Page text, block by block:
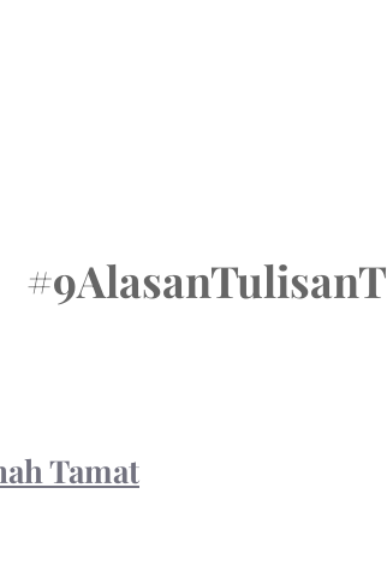
Tamat